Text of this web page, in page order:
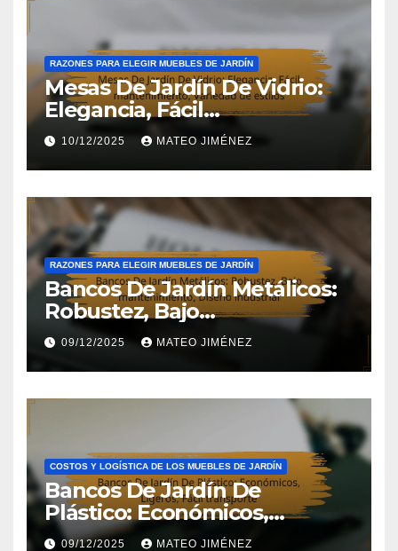
RAZONES PARA ELEGIR MUEBLES DE JARDÍN
Mesas De Jardín De Vidrio:
Elegancia, Fácil
mantenimiento, Variedad de
estilos
10/12/2025 MATEO JIMÉNEZ
RAZONES PARA ELEGIR MUEBLES DE JARDÍN
Bancos De Jardín Metálicos:
Robustez, Bajo
mantenimiento, Diseño
industrial
09/12/2025 MATEO JIMÉNEZ
COSTOS Y LOGÍSTICA DE LOS MUEBLES DE JARDÍN
Bancos De Jardín De
Plástico: Económicos,
Ligeros, Fácil transporte
09/12/2025 MATEO JIMÉNEZ